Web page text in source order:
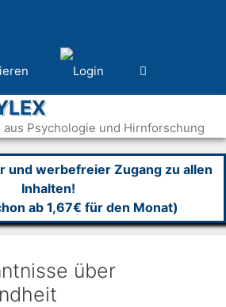
aus Psychologie und Hirnforschung
und werbefreier Zugang zu allen
Inhalten!
ab 1,67€ für den Monat)
über